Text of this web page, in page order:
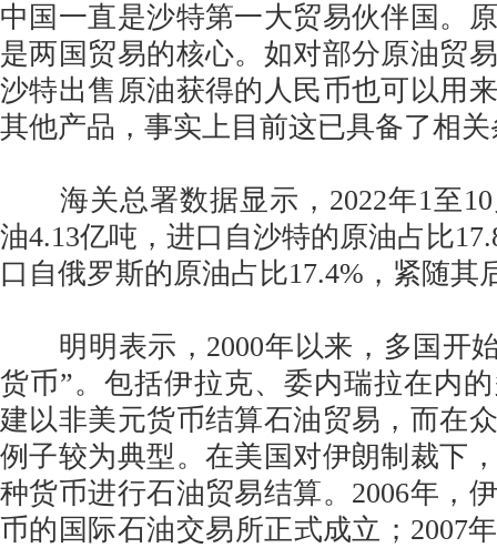
中国一直是沙特第一大贸易伙伴国。
是两国贸易的核心。如对部分原油贸
沙特出售原油获得的人民币也可以用
其他产品，事实上目前这已具备了相
海关总署数据显示，2022年1至10
油4.13亿吨，进口自沙特的原油占比
口自俄罗斯的原油占比17.4%，紧随其
明明表示，2000年以来，多国开
货币”。包括伊拉克、委内瑞拉在内
建以非美元货币结算石油贸易，而在
例子较为典型。在美国对伊朗制裁下
种货币进行石油贸易结算。2006年，
币的国际石油交易所正式成立；2007